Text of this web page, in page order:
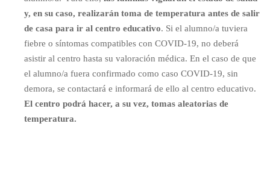
y, en su caso, realizarán toma de temperatura antes de salir
de casa para ir al centro educativo. Si el alumno/a tuviera
fiebre o síntomas compatibles con COVID-19, no deberá
asistir al centro hasta su valoración médica. En el caso de que
el alumno/a fuera confirmado como caso COVID-19, sin
demora, se contactará e informará de ello al centro educativo.
El centro podrá hacer, a su vez, tomas aleatorias de
temperatura.